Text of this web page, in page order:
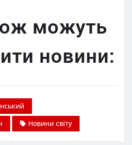
можуть
новини:
Новини світу